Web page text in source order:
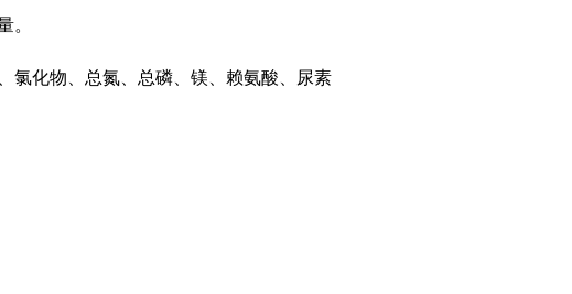
。
氯化物、总氮、总磷、镁、赖氨酸、尿素